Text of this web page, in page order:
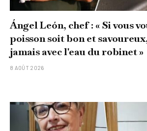
Ángel León, chef : « Si vous
poisson soit bon et
jamais avec l'eau du robinet »
8 AOÛT 2026